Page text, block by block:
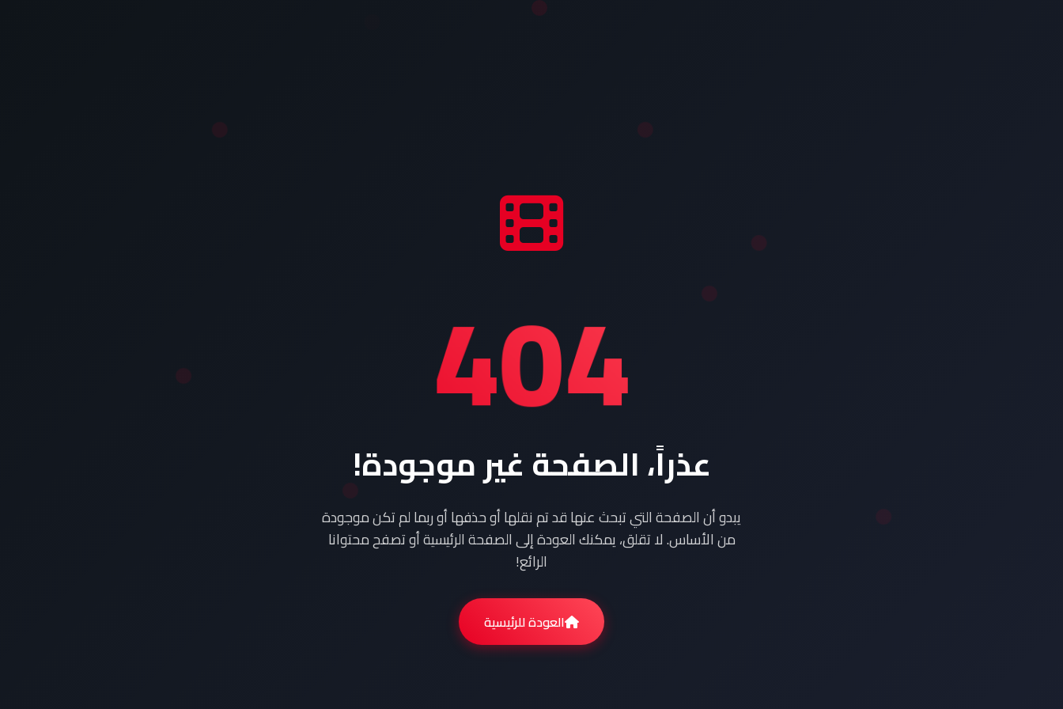
404
عذراً، الصفحة غير موجودة!
يبدو أن الصفحة التي تبحث عنها قد تم نقلها أو حذفها أو ربما لم تكن موجودة
من الأساس. لا تقلق، يمكنك العودة إلى الصفحة الرئيسية أو تصفح محتوانا
الرائع!
العودة للرئيسية